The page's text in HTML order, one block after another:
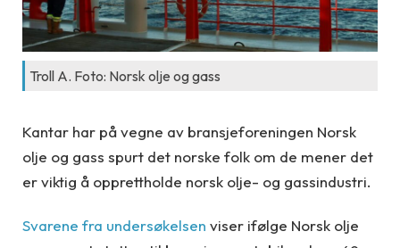
Troll A. Foto: Norsk olje og gass
Kantar har på vegne av bransjeforeningen Norsk
olje og gass spurt det norske folk om de mener det
er viktig å opprettholde norsk olje- og gassindustri.
Svarene fra undersøkelsen viser ifølge Norsk olje